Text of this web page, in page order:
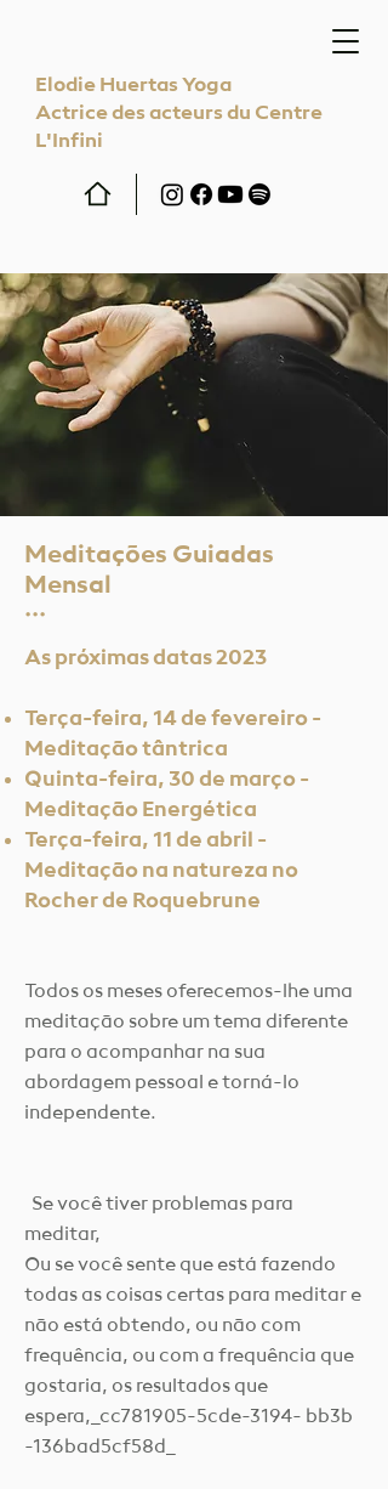
Elodie Huertas Yoga
Actrice des acteurs du Centre
L'Infini
Meditações Guiadas
Mensal
···
As próximas datas 2023
Terça-feira, 14 de fevereiro -
Meditação tântrica
Quinta-feira, 30 de março -
Meditação Energética
Terça-feira, 11 de abril -
Meditação na natureza no
Rocher de Roquebrune
Todos os meses oferecemos-lhe uma
meditação sobre um tema diferente
para o acompanhar na sua
abordagem pessoal e torná-lo
independente.
Se você tiver problemas para
meditar,
Ou se você sente que está fazendo
todas as coisas certas para meditar e
não está obtendo, ou não com
frequência, ou com a frequência que
gostaria, os resultados que
espera,_cc781905-5cde-3194- bb3b
-136bad5cf58d_